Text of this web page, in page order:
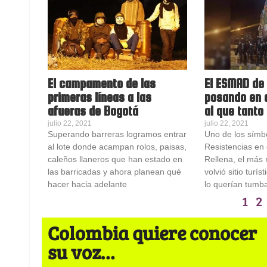
El campamento de las
primeras líneas a las
afueras de Bogotá
julio 22, 2021
Superando barreras logramos entrar
al lote donde acampan rolos, paisas,
caleños llaneros que han estado en
las barricadas y ahora planean qué
hacer hacia adelante
El ESMAD
posando en
al que tanto
julio 22, 2021
Uno de los
Resistencias
Rellena, el más
volvió sitio
lo querían
1 2
Colombia quiere conocer
su voz…